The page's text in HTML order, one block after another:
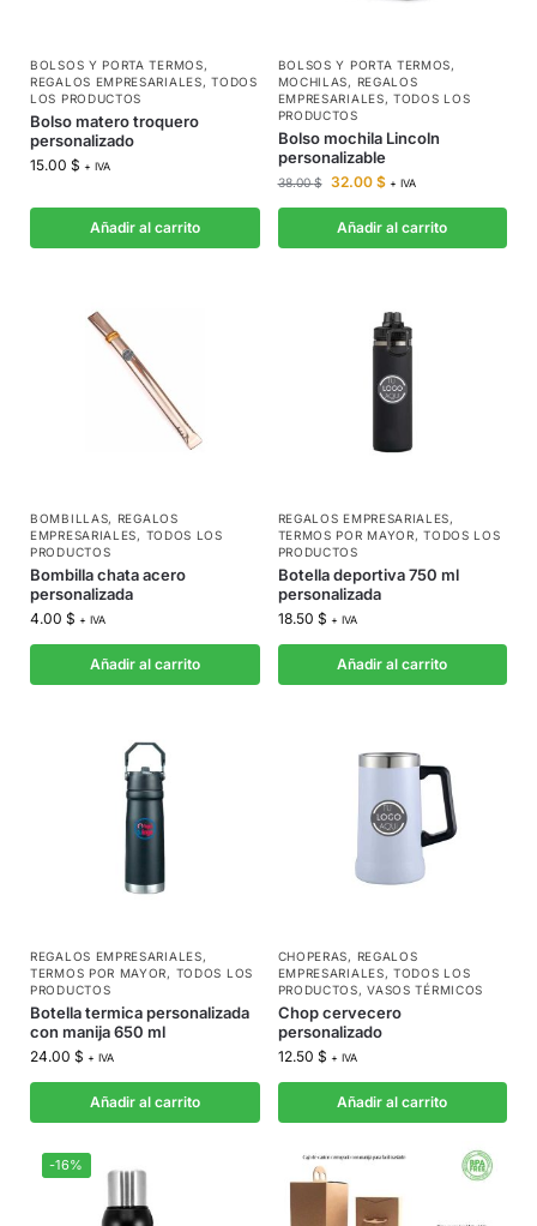
BOLSOS Y PORTA TERMOS,
REGALOS EMPRESARIALES,TODOS
LOS PRODUCTOS
Bolso matero troquero
personalizado
15.00 $ + IVA
Añadir al carrito
BOLSOS Y PORTA TERMOS,
MOCHILAS, REGALOS
EMPRESARIALES,TODOS LOS
PRODUCTOS
Bolso mochila Lincoln
personalizable
38.00$ 32.00 $ + IVA
Añadir al carrito
BOMBILLAS, REGALOS
EMPRESARIALES, TODOS LOS
PRODUCTOS
Bombilla chata acero
personalizada
4.00 $ + IVA
Añadir al carrito
REGALOS EMPRESARIALES,
TERMOS POR MAYOR,TODOS LOS
PRODUCTOS
Botella deportiva 750 ml
personalizada
18.50 $ + IVA
Añadir al carrito
REGALOS EMPRESARIALES,
TERMOS POR MAYOR, TODOS LOS
PRODUCTOS
Botella termica personalizada
con manija 650 ml
24.00 $ + IVA
Añadir al carrito
CHOPERAS, REGALOS
EMPRESARIALES,TODOS LOS
PRODUCTOS,VASOS TÉRMICOS
Chop cervecero
personalizado
12.50 $ + IVA
Añadir al carrito
-16%